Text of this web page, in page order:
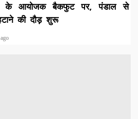
के आयोजक बैकफुट पर, पंडाल से
की दौड़ शुरू